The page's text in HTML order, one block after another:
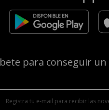
para conseguir un